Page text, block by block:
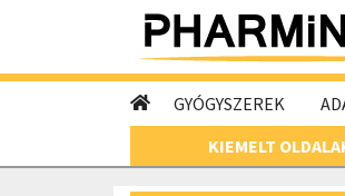
GYÓGYSZEREK
KIEMELT